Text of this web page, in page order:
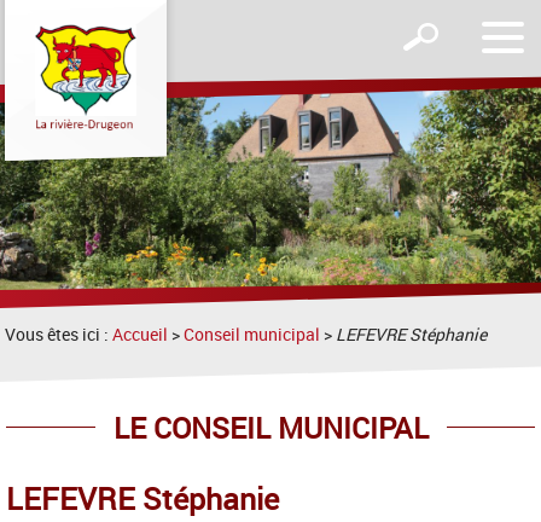
le
Afficher
formulaire
de
recherche
Vous êtes ici :Accueil >Conseil municipal > LEFEVRE Stéphanie
LE CONSEIL MUNICIPAL
LEFEVRE Stéphanie